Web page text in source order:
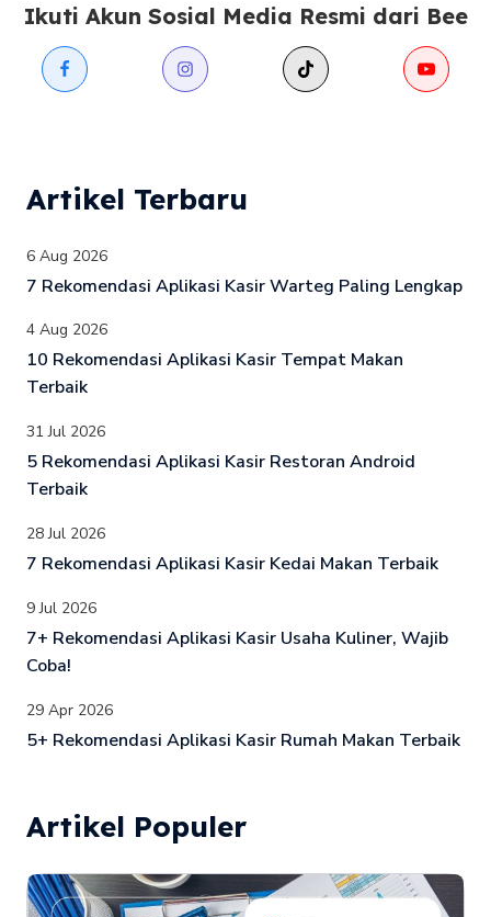
Ikuti Akun Sosial Media Resmi dari Bee
Artikel Terbaru
6 Aug 2026
7 Rekomendasi Aplikasi Kasir Warteg Paling Lengkap
4 Aug 2026
10 Rekomendasi Aplikasi Kasir Tempat Makan
Terbaik
31 Jul 2026
5 Rekomendasi Aplikasi Kasir Restoran Android
Terbaik
28 Jul 2026
7 Rekomendasi Aplikasi Kasir Kedai Makan Terbaik
9 Jul 2026
7+ Rekomendasi Aplikasi Kasir Usaha Kuliner, Wajib
Coba!
29 Apr 2026
5+ Rekomendasi Aplikasi Kasir Rumah Makan Terbaik
Artikel Populer